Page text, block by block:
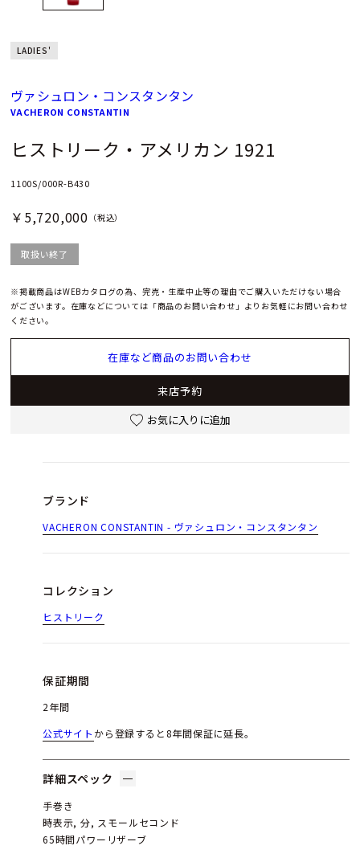
LADIES'
ヴァシュロン・コンスタンタン
VACHERON CONSTANTIN
ヒストリーク・アメリカン 1921
1100S/000R-B430
￥5,720,000 （税込）
取扱い終了
※掲載商品はWEBカタログの為、完売・生産中止等の理由でご購入いただけない場合
がございます。在庫などについては「商品のお問い合わせ」よりお気軽にお問い合わせ
ください。
在庫など商品のお問い合わせ
来店予約
お気に入りに追加
ブランド
VACHERON CONSTANTIN - ヴァシュロン・コンスタンタン
コレクション
ヒストリーク
保証期間
2年間
公式サイト から登録すると8年間保証に延長。
詳細スペック
手巻き
時表示, 分, スモールセコンド
65時間パワーリザーブ